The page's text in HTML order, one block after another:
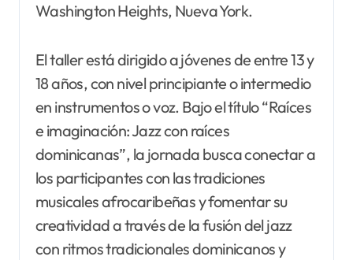
Washington Heights, Nueva York.
El taller está dirigido a jóvenes de entre 13 y
18 años, con nivel principiante o intermedio
en instrumentos o voz. Bajo el título “Raíces
e imaginación: Jazz con raíces
dominicanas”, la jornada busca conectar a
los participantes con las tradiciones
musicales afrocaribeñas y fomentar su
creatividad a través de la fusión del jazz
con ritmos tradicionales dominicanos y